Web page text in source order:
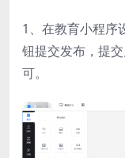
1、在教育小程序
钮提交发布，提
可。